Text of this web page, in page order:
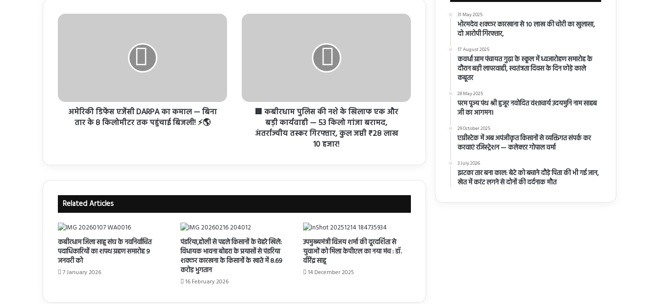
अमेरिकी डिफेंस एजेंसी DARPA का कमाल — बिना
तार के 8 किलोमीटर तक पहुंचाई बिजली! ⚡🌎
🟥 कबीरधाम पुलिस की नशे के खिलाफ एक और
बड़ी कार्यवाही — 53 किलो गांजा बरामद,
अंतर्राज्यीय तस्कर गिरफ्तार, कुल जप्ती ₹28 लाख
10 हजार!
Related Articles
कबीरधाम जिला साहू संघ के नवनिर्वाचित
पदाधिकारियों का शपथ ग्रहण समारोह 9
जनवरी को
7 January 2026
पंडरिया,होली से पहले किसानों के चेहरे खिले:
विधायक भावना बोहरा के प्रयासों से पंडरिया
शक्कर कारखना के किसानों के खाते में 8.69
करोड़ भुगतान
16 February 2026
उपमुख्यमंत्री विजय शर्मा की दूरदर्शिता से
युवाओं को मिला केपीएल का नया मंच : डॉ.
वीरेंद्र साहू
14 December 2025
31 May 2025
भोरमदेव शक्कर कारखाना से 10 लाख की चोरी का खुलासा,
दो आरोपी गिरफ्तार,
17 August 2025
कवर्धा ग्राम पंचायत गुढ़ा के स्कूल में ध्वजारोहण समारोह के
दौरान बड़ी लापरवाही, स्वतंत्रता दिवस के दिन छोड़े काले
कबूतर
28 May 2025
परम पूज्य पंथ श्री हुजूर नवोदित वंशाचार्य उदयमुनि नाम साहब
जी का आगमन।
29 October 2025
एग्रीस्टेक में अब अपंजीकृत किसानों से व्यक्तिगत संपर्क कर
करवाएं रजिस्ट्रेशन — कलेक्टर गोपाल वर्मा
3 July 2026
झटका तार बना काल: बेटे को बचाने दौड़े पिता की भी गई जान,
खेत में करंट लगने से दोनों की दर्दनाक मौत